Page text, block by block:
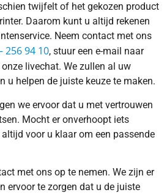
twijfelt of het gekozen product
Daarom kunt u altijd rekenen
Neem contact met ons
256 94 10, stuur een e-mail naar
livechat. We zullen al uw
u helpen de juiste keuze te maken.
we ervoor dat u met vertrouwen
Mocht er onverhoopt iets
voor u klaar om een passende
met ons op te nemen. We zijn er
ervoor te zorgen dat u de juiste